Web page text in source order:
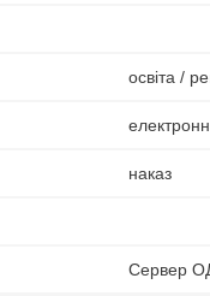
освіта /
наказ
Сервер